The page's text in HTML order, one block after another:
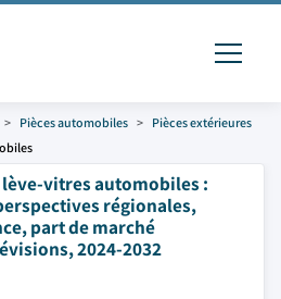
Pièces automobiles
Pièces extérieures
vitres automobiles :
régionales,
part de marché
2024-2032